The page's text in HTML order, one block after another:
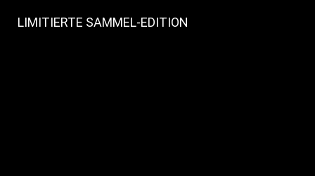
LIMITIERTE SAMMEL-EDITION